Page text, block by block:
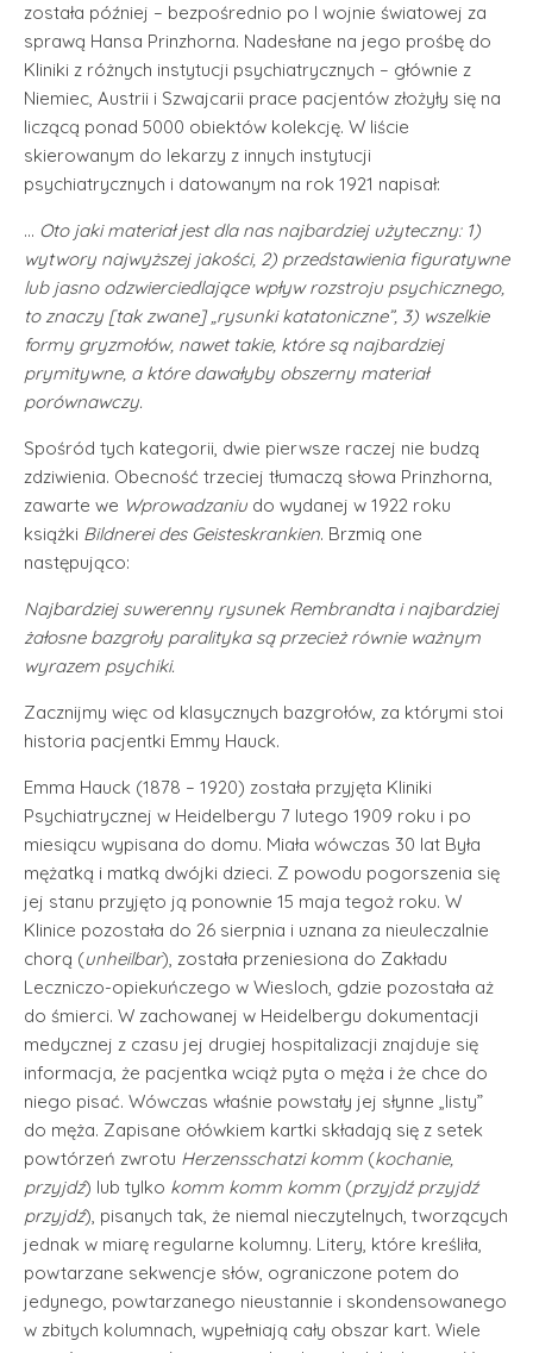
została później – bezpośrednio po I wojnie światowej za
sprawą Hansa Prinzhorna. Nadesłane na jego prośbę do
Kliniki z różnych instytucji psychiatrycznych – głównie z
Niemiec, Austrii i Szwajcarii prace pacjentów złożyły się na
liczącą ponad 5000 obiektów kolekcję. W liście
skierowanym do lekarzy z innych instytucji
psychiatrycznych i datowanym na rok 1921 napisał:
… Oto jaki materiał jest dla nas najbardziej użyteczny: 1)
wytwory najwyższej jakości, 2) przedstawienia figuratywne
lub jasno odzwierciedlające wpływ rozstroju psychicznego,
to znaczy [tak zwane] „rysunki katatoniczne”, 3) wszelkie
formy gryzmołów, nawet takie, które są najbardziej
prymitywne, a które dawałyby obszerny materiał
porównawczy.
Spośród tych kategorii, dwie pierwsze raczej nie budzą
zdziwienia. Obecność trzeciej tłumaczą słowa Prinzhorna,
zawarte we Wprowadzaniu do wydanej w 1922 roku
książki Bildnerei des Geisteskrankien. Brzmią one
następująco:
Najbardziej suwerenny rysunek Rembrandta i najbardziej
żałosne bazgroły paralityka są przecież równie ważnym
wyrazem psychiki.
Zacznijmy więc od klasycznych bazgrołów, za którymi stoi
historia pacjentki Emmy Hauck.
Emma Hauck (1878 – 1920) została przyjęta Kliniki
Psychiatrycznej w Heidelbergu 7 lutego 1909 roku i po
miesiącu wypisana do domu. Miała wówczas 30 lat Była
mężatką i matką dwójki dzieci. Z powodu pogorszenia się
jej stanu przyjęto ją ponownie 15 maja tegoż roku. W
Klinice pozostała do 26 sierpnia i uznana za nieuleczalnie
chorą (unheilbar), została przeniesiona do Zakładu
Leczniczo-opiekuńczego w Wiesloch, gdzie pozostała aż
do śmierci. W zachowanej w Heidelbergu dokumentacji
medycznej z czasu jej drugiej hospitalizacji znajduje się
informacja, że pacjentka wciąż pyta o męża i że chce do
niego pisać. Wówczas właśnie powstały jej słynne „listy”
do męża. Zapisane ołówkiem kartki składają się z setek
powtórzeń zwrotu Herzensschatzi komm (kochanie,
przyjdź) lub tylko komm komm komm (przyjdź przyjdź
przyjdź), pisanych tak, że niemal nieczytelnych, tworzących
jednak w miarę regularne kolumny. Litery, które kreśliła,
powtarzane sekwencje słów, ograniczone potem do
jedynego, powtarzanego nieustannie i skondensowanego
w zbitych kolumnach, wypełniają cały obszar kart. Wiele